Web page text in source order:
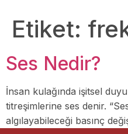
Etiket:
Ses Nedir?
İnsan kulağında işitsel
titreşimlerine ses denir.
algılayabileceği basınç